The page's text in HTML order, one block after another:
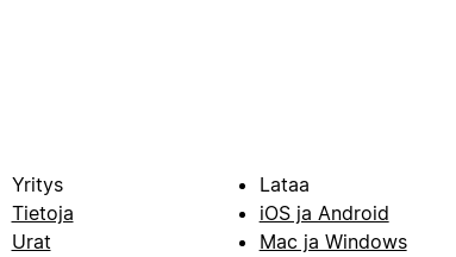
Yritys
Tietoja
Urat
Lataa
iOS ja Android
Mac ja Windows